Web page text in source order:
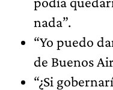
nada”.
“Yo puedo
de Buenos
“¿Si